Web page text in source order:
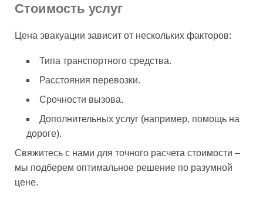
Стоимость услуг
Цена эвакуации зависит от нескольких факторов:
Типа транспортного средства.
Расстояния перевозки.
Срочности вызова.
Дополнительных услуг (например, помощь на
дороге).
Свяжитесь с нами для точного расчета стоимости –
мы подберем оптимальное решение по разумной
цене.